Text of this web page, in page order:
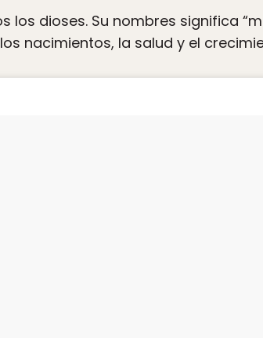
los dioses. Su nombres significa
nacimientos, la salud y el